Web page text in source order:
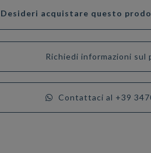
Desideri acquistare questo
Richiedi informazioni sul
Contattaci al +39